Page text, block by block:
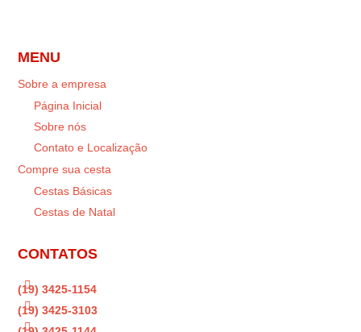
MENU
Sobre a empresa
Página Inicial
Sobre nós
Contato e Localização
Compre sua cesta
Cestas Básicas
Cestas de Natal
CONTATOS

(19) 3425-1154

(19) 3425-3103
